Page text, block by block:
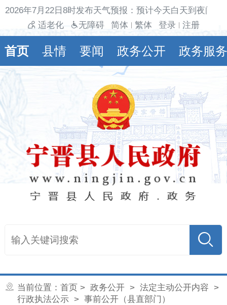
2026年7月22日8时发布天气预报：预计今天白天到夜间
适老化
无障碍 简体 繁体 登录 注册
首页 县情 要闻 政务公开 政务服务
当前位置： 首页 > 政务公开> 法定主动公开内容 >
行政执法公示> 事前公开（县直部门）